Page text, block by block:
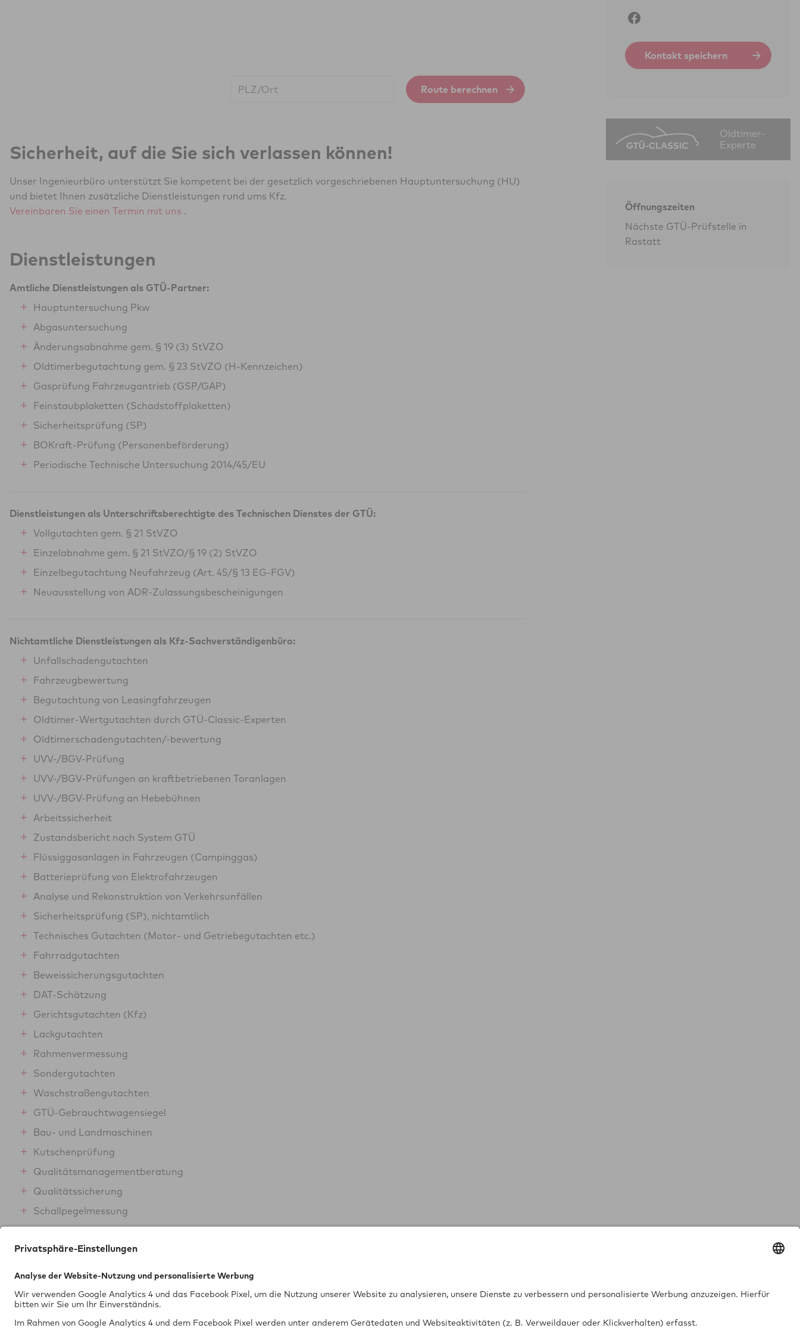
Route berechnen
Sicherheit, auf die Sie sich verlassen können!
Unser Ingenieurbüro unterstützt Sie kompetent bei der gesetzlich vorgeschriebenen Hauptuntersuchung (HU)
und bietet Ihnen zusätzliche Dienstleistungen rund ums Kfz.
Vereinbaren Sie einen Termin mit uns .
Dienstleistungen
Amtliche Dienstleistungen als GTÜ-Partner:
Hauptuntersuchung Pkw
Abgasuntersuchung
Änderungsabnahme gem. § 19 (3) StVZO
Oldtimerbegutachtung gem. § 23 StVZO (H-Kennzeichen)
Gasprüfung Fahrzeugantrieb (GSP/GAP)
Feinstaubplaketten (Schadstoffplaketten)
Sicherheitsprüfung (SP)
BOKraft-Prüfung (Personenbeförderung)
Periodische Technische Untersuchung 2014/45/EU
Dienstleistungen als Unterschriftsberechtigte des Technischen Dienstes der GTÜ:
Vollgutachten gem. § 21 StVZO
Einzelabnahme gem. § 21 StVZO/§ 19 (2) StVZO
Einzelbegutachtung Neufahrzeug (Art. 45/§ 13 EG-FGV)
Neuausstellung von ADR-Zulassungsbescheinigungen
Nichtamtliche Dienstleistungen als Kfz-Sachverständigenbüro:
Unfallschadengutachten
Fahrzeugbewertung
Begutachtung von Leasingfahrzeugen
Oldtimer-Wertgutachten durch GTÜ-Classic-Experten
Oldtimerschadengutachten/-bewertung
UVV-/BGV-Prüfung
UVV-/BGV-Prüfungen an kraftbetriebenen Toranlagen
UVV-/BGV-Prüfung an Hebebühnen
Arbeitssicherheit
Zustandsbericht nach System GTÜ
Flüssiggasanlagen in Fahrzeugen (Campinggas)
Batterieprüfung von Elektrofahrzeugen
Analyse und Rekonstruktion von Verkehrsunfällen
Sicherheitsprüfung (SP), nichtamtlich
Technisches Gutachten (Motor- und Getriebegutachten etc.)
Fahrradgutachten
Beweissicherungsgutachten
DAT-Schätzung
Gerichtsgutachten (Kfz)
Lackgutachten
Rahmenvermessung
Sondergutachten
Waschstraßengutachten
GTÜ-Gebrauchtwagensiegel
Bau- und Landmaschinen
Kutschenprüfung
Qualitätsmanagementberatung
Qualitätssicherung
Schallpegelmessung
Spezialfahrzeuge
Kontakt speichern
Oldtimer-
Experte
Öffnungszeiten
Nächste GTÜ-Prüfstelle in
Rastatt